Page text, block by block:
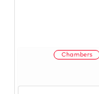
Chambers